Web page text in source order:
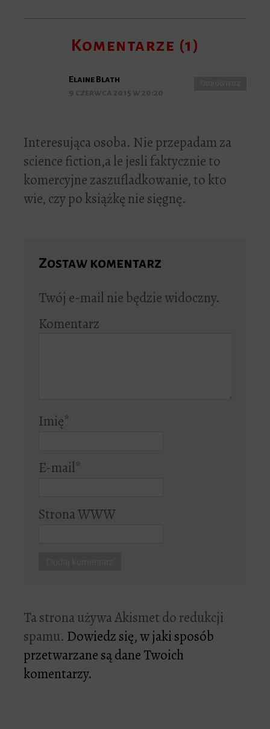
Komentarze (1)
Elaine Blath
Interesująca osoba. Nie przepadam za
science fiction,a le jesli faktycznie to
komercyjne zaszufladkowanie, to kto
wie, czy po książkę nie sięgnę.
Zostaw komentarz
Twój e-mail nie będzie widoczny.
Komentarz
Imię*
E-mail*
Strona WWW
Ta strona używa Akismet do redukcji
spamu. Dowiedz się, w jaki sposób
przetwarzane są dane Twoich
komentarzy.